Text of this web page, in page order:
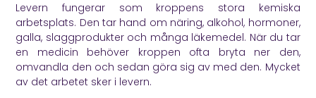
Levern fungerar som kroppens stora kemiska
arbetsplats. Den tar hand om näring, alkohol, hormoner,
galla, slaggprodukter och många läkemedel. När du tar
en medicin behöver kroppen ofta bryta ner den,
omvandla den och sedan göra sig av med den. Mycket
av det arbetet sker i levern.